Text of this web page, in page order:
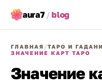
aura7 /blog
ГЛАВНАЯ /ТАРО И
ЗНАЧЕНИЕ КАРТ ТАРО
Значение